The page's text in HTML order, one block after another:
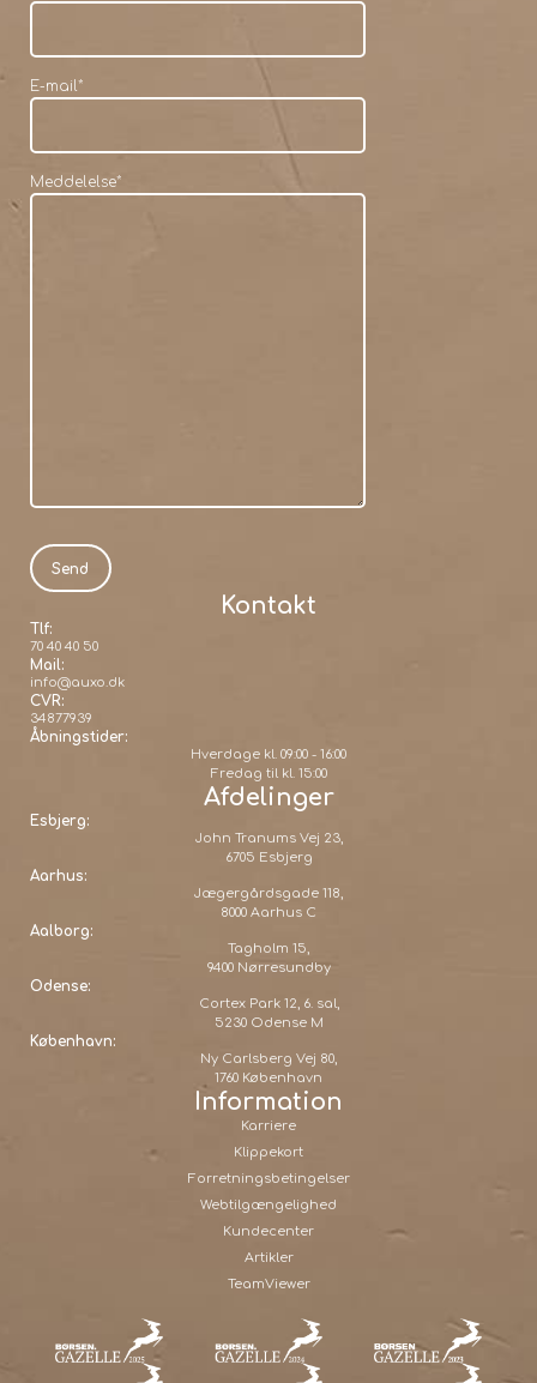
E-mail*
Meddelelse*
Kontakt
Tlf:
70 40 40 50
Mail:
info@auxo.dk
CVR:
34877939
Åbningstider:
Hverdage kl. 09:00 - 16:00
Fredag til kl. 15:00
Afdelinger
Esbjerg:
John Tranums Vej 23,
6705 Esbjerg
Aarhus:
Jægergårdsgade 118,
8000 Aarhus C
Aalborg:
Tagholm 15,
9400 Nørresundby
Odense:
Cortex Park 12, 6. sal,
5230 Odense M
København:
Ny Carlsberg Vej 80,
1760 København
Information
Karriere
Klippekort
Forretningsbetingelser
Webtilgængelighed
Kundecenter
Artikler
TeamViewer